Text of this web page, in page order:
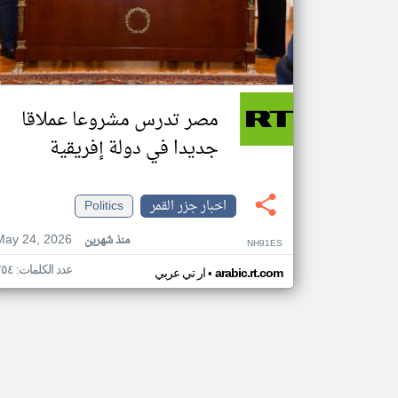
مصر تدرس مشروعا عملاقا
جديدا في دولة إفريقية
اخبار جزر القمر
Politics
24, 2026
منذ شهرين NH91ES
ار تي عربي• arabic.rt.com عدد الكلمات: ٢٥٤